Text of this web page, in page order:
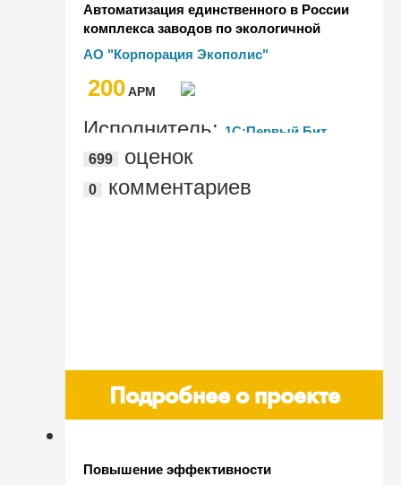
Автоматизация единственного в России
комплекса заводов по экологичной
утилизации отходов электронного и
электротехнического оборудования
АО "Корпорация Экополис"
200AРМ
Исполнитель: 1С:Первый Бит,
Москва – Центральный офис
699 оценок
0 комментариев
Подробнее о проекте
Повышение эффективности